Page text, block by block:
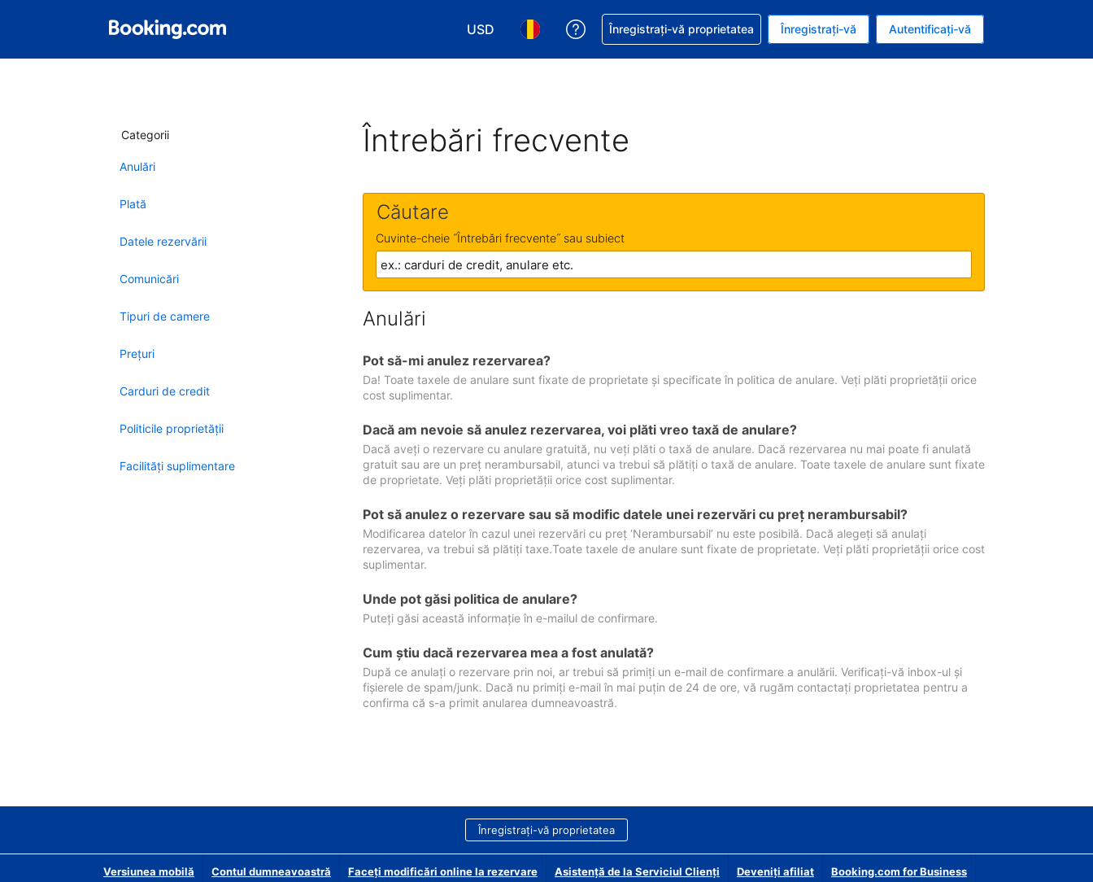
USD
Alegeţi moneda. Moneda actuală este Dolar american
Alegeți limba. Limba actuală este Română
Primiți asistență cu privire la rezervarea dvs.
Înregistrați-vă proprietatea Înregistrați-vă Autentificați-vă
Categorii
Anulări
Plată
Datele rezervării
Comunicări
Tipuri de camere
Preţuri
Carduri de credit
Politicile proprietății
Facilităţi suplimentare
Întrebări frecvente
Căutare
Cuvinte-cheie ˝Întrebări frecvente˝ sau subiect
Anulări
Pot să-mi anulez rezervarea?
Da! Toate taxele de anulare sunt fixate de proprietate și specificate în politica de anulare. Veți plăti proprietății orice
cost suplimentar.
Dacă am nevoie să anulez rezervarea, voi plăti vreo taxă de anulare?
Dacă aveți o rezervare cu anulare gratuită, nu veți plăti o taxă de anulare. Dacă rezervarea nu mai poate fi anulată
gratuit sau are un preț nerambursabil, atunci va trebui să plătiți o taxă de anulare. Toate taxele de anulare sunt fixate
de proprietate. Veți plăti proprietății orice cost suplimentar.
Pot să anulez o rezervare sau să modific datele unei rezervări cu preţ nerambursabil?
Modificarea datelor în cazul unei rezervări cu preț ‘Nerambursabil’ nu este posibilă. Dacă alegeți să anulați
rezervarea, va trebui să plătiți taxe.Toate taxele de anulare sunt fixate de proprietate. Veți plăti proprietății orice cost
suplimentar.
Unde pot găsi politica de anulare?
Puteți găsi această informație în e-mailul de confirmare.
Cum ştiu dacă rezervarea mea a fost anulată?
După ce anulați o rezervare prin noi, ar trebui să primiți un e-mail de confirmare a anulării. Verificați-vă inbox-ul și
fișierele de spam/junk. Dacă nu primiți e-mail în mai puțin de 24 de ore, vă rugăm contactați proprietatea pentru a
confirma că s-a primit anularea dumneavoastră.
Înregistrați-vă proprietatea
Versiunea mobilă Contul dumneavoastră Faceți modificări online la rezervare Asistență de la Serviciul Clienți Deveniţi afiliat Booking.com for Business